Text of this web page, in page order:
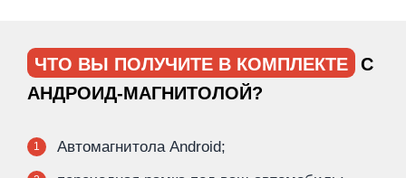
ЧТО ВЫ ПОЛУЧИТЕ В КОМПЛЕКТЕ
С
АНДРОИД-МАГНИТОЛОЙ?
1 Автомагнитола Android;